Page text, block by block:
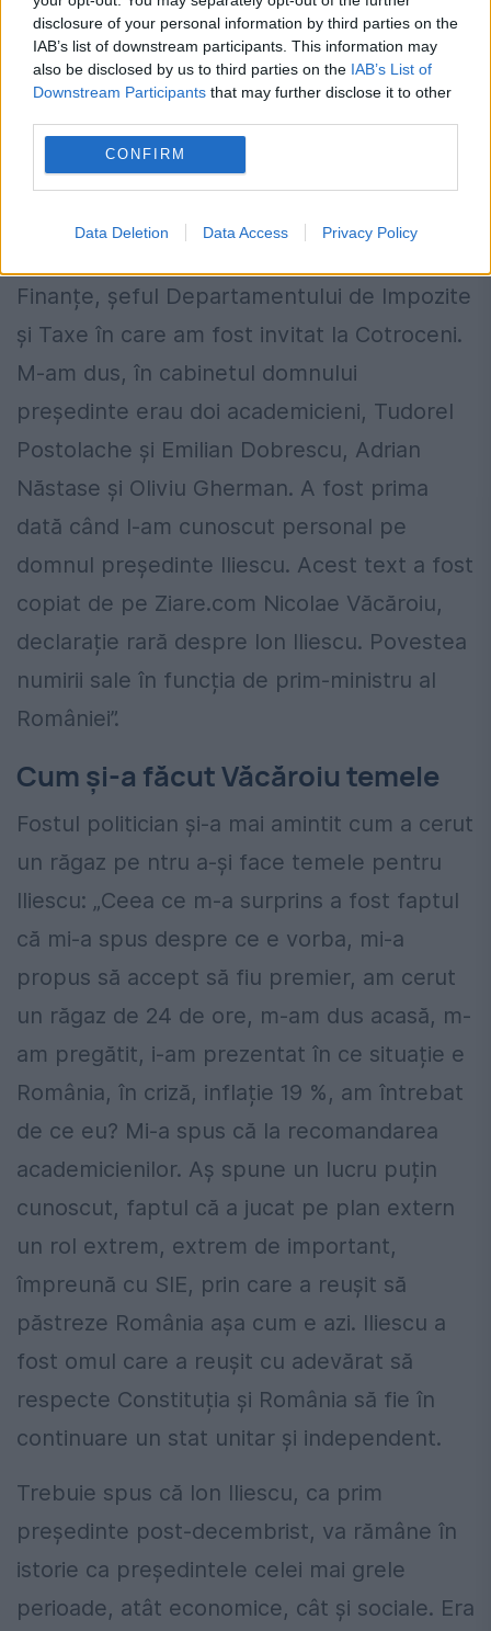
disclosure of your personal information by third parties on the
IAB’s list of downstream participants. This information may
also be disclosed by us to third parties on the IAB’s List of
Downstream Participants that may further disclose it to other
CONFIRM
Data Deletion Data Access Privacy Policy
Sursa foto: Arhiva EVZ
În contextul ăsta m-am trezit cu o invitație,
Finanțe, șeful Departamentului de Impozite
și Taxe în care am fost invitat la Cotroceni.
M-am dus, în cabinetul domnului
președinte erau doi academicieni, Tudorel
Postolache și Emilian Dobrescu, Adrian
Năstase și Oliviu Gherman. A fost prima
dată când l-am cunoscut personal pe
domnul președinte Iliescu. Acest text a fost
copiat de pe Ziare.com Nicolae Văcăroiu,
declarație rară despre Ion Iliescu. Povestea
numirii sale în funcția de prim-ministru al
României”.
Cum și-a făcut Văcăroiu temele
Fostul politician și-a mai amintit cum a cerut
un răgaz pe ntru a-și face temele pentru
Iliescu: „Ceea ce m-a surprins a fost faptul
că mi-a spus despre ce e vorba, mi-a
propus să accept să fiu premier, am cerut
un răgaz de 24 de ore, m-am dus acasă, m-
am pregătit, i-am prezentat în ce situație e
România, în criză, inflație 19 %, am întrebat
de ce eu? Mi-a spus că la recomandarea
academicienilor. Aș spune un lucru puțin
cunoscut, faptul că a jucat pe plan extern
un rol extrem, extrem de important,
împreună cu SIE, prin care a reușit să
păstreze România așa cum e azi. Iliescu a
fost omul care a reușit cu adevărat să
respecte Constituția și România să fie în
continuare un stat unitar și independent.
Trebuie spus că Ion Iliescu, ca prim
președinte post-decembrist, va rămâne în
istorie ca președintele celei mai grele
perioade, atât economice, cât și sociale. Era